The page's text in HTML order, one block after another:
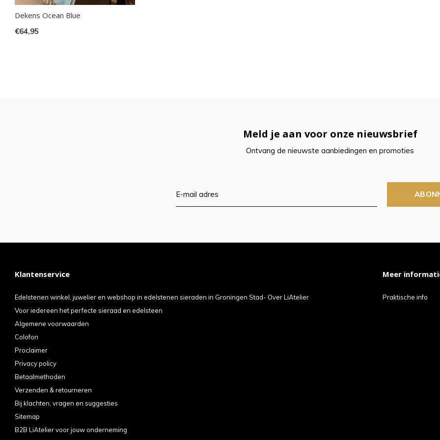
Dekens Ocean Blue
€64,95
Meld je aan voor onze nieuwsbrief
Ontvang de nieuwste aanbiedingen en promoties
Klantenservice
Edelstenen winkel, juwelier en webshop in edelstenen sieraden in Groningen Stad- Over LiAtelier
Voor iedereen het perfecte sieraad en edelsteen
Algemene voorwaarden
Colofon
Proclaimer
Privacy policy
Betaalmethoden
Verzenden & retourneren
Bij klachten, vragen en suggesties
Sitemap
B2B LiAtelier voor jouw onderneming
Meer
Praktische info